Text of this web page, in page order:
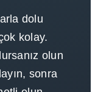
dolu
kolay.
olun
sonra